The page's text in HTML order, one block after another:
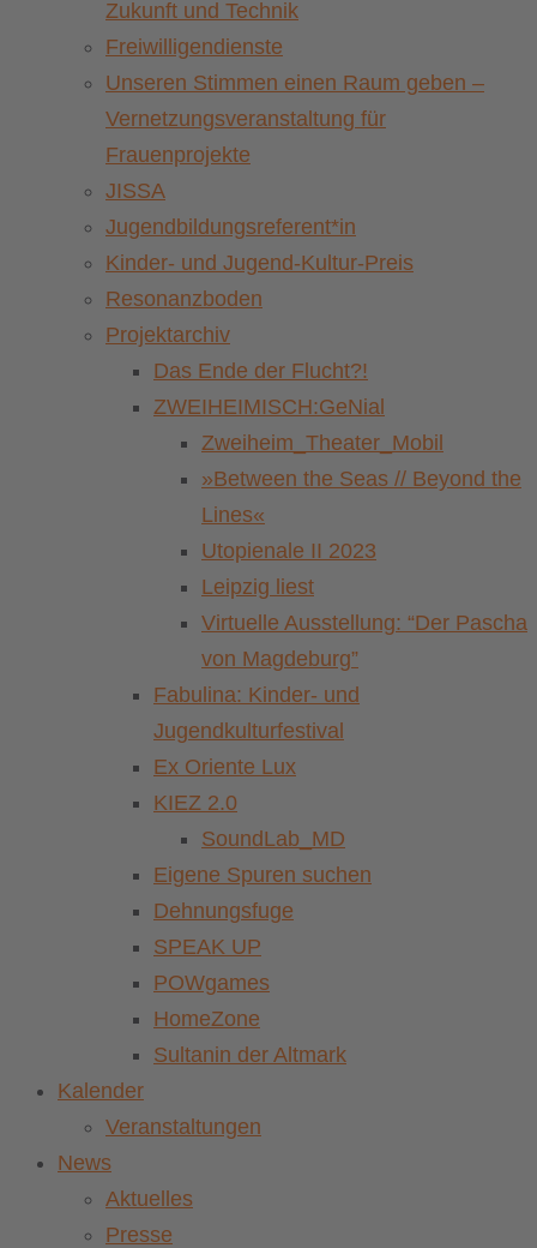
Zukunft und Technik
Freiwilligendienste
Unseren Stimmen einen Raum geben –
Vernetzungsveranstaltung für
Frauenprojekte
JISSA
Jugendbildungsreferent*in
Kinder- und Jugend-Kultur-Preis
Resonanzboden
Projektarchiv
Das Ende der Flucht?!
ZWEIHEIMISCH:GeNial
Zweiheim_Theater_Mobil
»Between the Seas // Beyond the
Lines«
Utopienale II 2023
Leipzig liest
Virtuelle Ausstellung: “Der Pascha
von Magdeburg”
Fabulina: Kinder- und
Jugendkulturfestival
Ex Oriente Lux
KIEZ 2.0
SoundLab_MD
Eigene Spuren suchen
Dehnungsfuge
SPEAK UP
POWgames
HomeZone
Sultanin der Altmark
Kalender
Veranstaltungen
News
Aktuelles
Presse